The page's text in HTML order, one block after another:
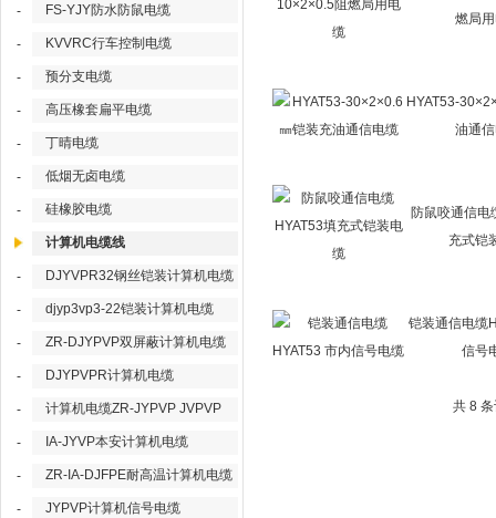
- FS-YJY防水防鼠电缆
- KVVRC行车控制电缆
- 预分支电缆
- 高压橡套扁平电缆
- 丁晴电缆
- 低烟无卤电缆
- 硅橡胶电缆
计算机电缆线
- DJYVPR32钢丝铠装计算机电缆
- djyp3vp3-22铠装计算机电缆
- ZR-DJYPVP双屏蔽计算机电缆
- DJYPVPR计算机电缆
- 计算机电缆ZR-JYPVP JVPVP
- IA-JYVP本安计算机电缆
- ZR-IA-DJFPE耐高温计算机电缆
- JYPVP计算机信号电缆
燃局
HYAT53-
油通
防鼠咬通信电
充式铠
铠装通信电缆
信号
共 8